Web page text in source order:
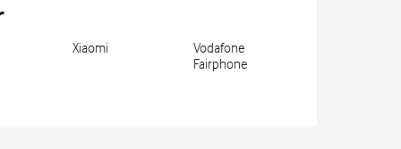
Xiaomi
Vodafone
Fairphone